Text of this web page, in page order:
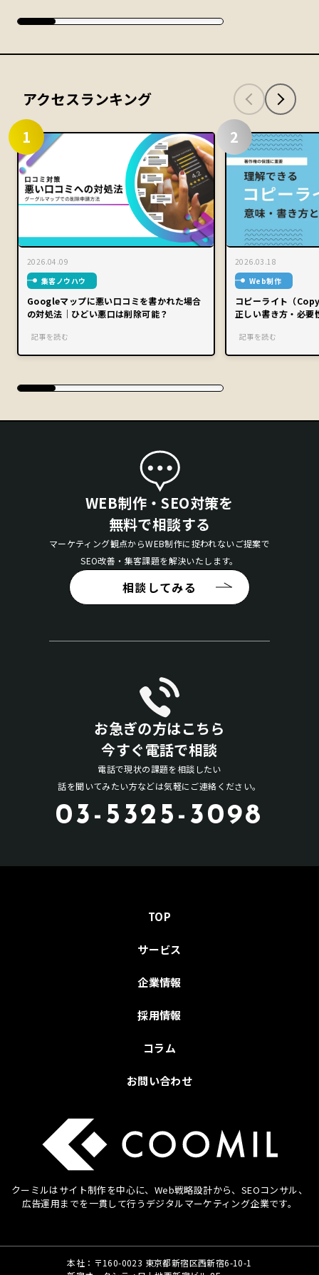
アクセスランキング
2026.04.09
集客ノウハウ
Googleマップに悪い口コミを書かれた場合
の対処法｜ひどい悪口は削除可能？
記事を読む
1
2026.03.18
Web制作
コピーライト（
正しい書き方・必要
記事を読む
2
WEB制作・SEO対策を
無料で相談する
マーケティング観点からWEB制作に捉われないご提案で
SEO改善・集客課題を解決いたします。
相談してみる
お急ぎの方はこちら
今すぐ電話で相談
電話で現状の課題を相談したい
話を聞いてみたい方などは気軽にご連絡ください。
03-5325-3098
TOP
サービス
企業情報
採用情報
コラム
お問い合わせ
クーミルはサイト制作を中心に、Web戦略設計から、SEOコンサル、
広告運用までを一貫して行うデジタルマーケティング企業です。
本社：〒160-0023 東京都新宿区西新宿6-10-1